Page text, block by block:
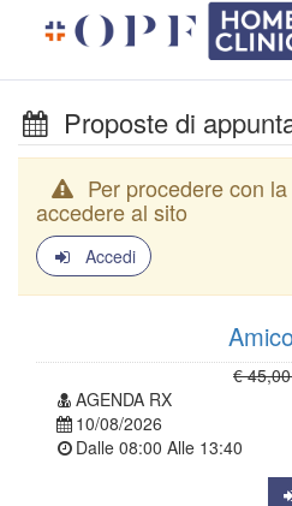
Proposte di
Per procedere con
accedere al sito
Accedi
€
AGENDA RX
10/08/2026
Dalle 08:00 Alle 13:40